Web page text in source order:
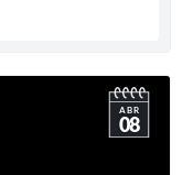
ABR
08